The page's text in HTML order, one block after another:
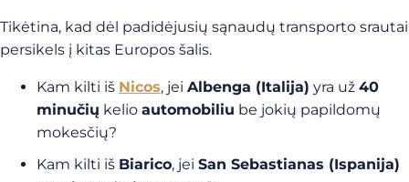
Tikėtina, kad dėl padidėjusių sąnaudų transporto srautai
persikels į kitas Europos šalis.
Kam kilti iš Nicos, jei Albenga (Italija) yra už 40
minučių kelio automobiliu be jokių papildomų
mokesčių?
Kam kilti iš Biarico, jei San Sebastianas (Ispanija)